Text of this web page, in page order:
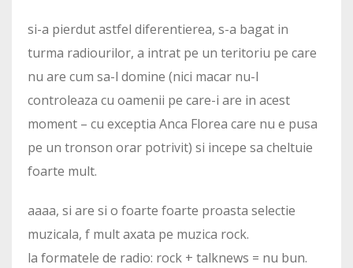
si-a pierdut astfel diferentierea, s-a bagat in
turma radiourilor, a intrat pe un teritoriu pe care
nu are cum sa-l domine (nici macar nu-l
controleaza cu oamenii pe care-i are in acest
moment – cu exceptia Anca Florea care nu e pusa
pe un tronson orar potrivit) si incepe sa cheltuie
foarte mult.
aaaa, si are si o foarte foarte proasta selectie
muzicala, f mult axata pe muzica rock.
la formatele de radio: rock + talknews = nu bun.